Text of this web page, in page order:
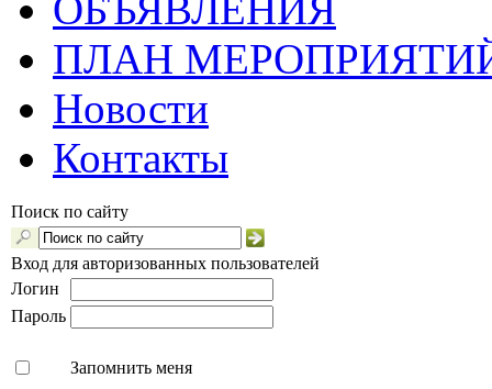
ПЛАН
Новости
Контакты
Поиск по сайту
Вход для авторизованных пользователей
Логин
Пароль
Запомнить меня